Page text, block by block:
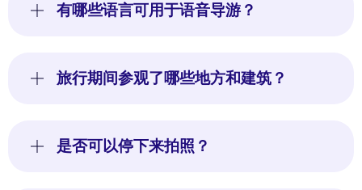
有哪些语言可用于语音导游？
旅行期间参观了哪些地方和建筑？
是否可以停下来拍照？